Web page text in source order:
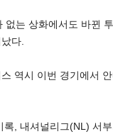
없는 상화에서도 바뀐
다.
역시 이번 경기에서
, 내셔널리그(NL) 서